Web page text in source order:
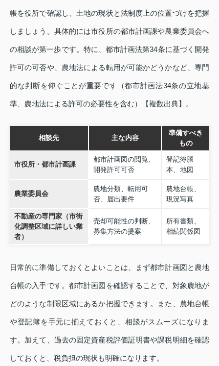
帳を役所で確認し、土地の現状と法制度上の位置づけを把握
しましょう。具体的には市役所の都市計画課や農業委員会へ
の相談が第一歩です。特に、都市計画法第34条に基づく開発
許可の可否や、農地法による転用が可能かどうかなど、専門
的な判断を仰ぐことが重要です（都市計画法34条の立地基
準、農地法による許可の必要性を含む）【複数出典】。
相談先 主な内容
準備すべき
もの
市役所・都市計画課
都市計画図の閲覧、
開発許可可否
登記簿謄
本、地図
農業委員会
農地分類、転用可
否、届出要件
農地台帳、
現況写真
不動産の専門家（市街
化調整区域に詳しい業
者）
売却可能性の判断、
募集方法の提案
所有書類、
相続関係図
日常的に準備しておくとよいことは、まず都市計画図と農地
台帳の入手です。都市計画図を確認することで、対象農地が
どのような制限区域にあるか把握できます。また、農地台帳
や登記簿を手元に揃えておくと、相談がスムーズになりま
す。加えて、過去の固定資産税評価証明書や課税明細を確認
しておくと、税負担の現状も明確になります。